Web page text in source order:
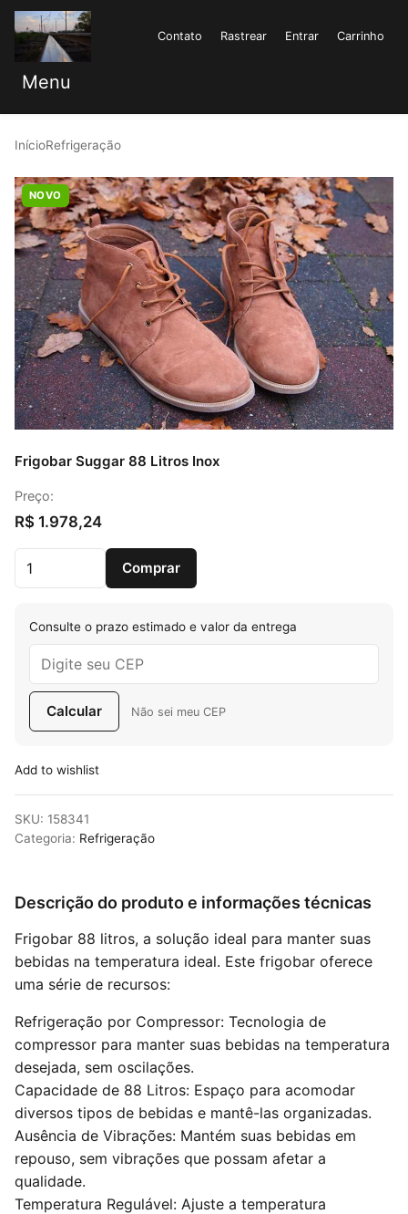
Contato Rastrear Entrar Carrinho
Menu
InícioRefrigeração
NOVO
Frigobar Suggar 88 Litros Inox
Preço:
R$ 1.978,24
Frigobar Suggar 88 Litros Inox quantidade
Comprar
Consulte o prazo estimado e valor da entrega
Calcular Não sei meu CEP
Add to wishlist
SKU: 158341
Categoria: Refrigeração
Descrição do produto e informações técnicas
Frigobar 88 litros, a solução ideal para manter suas
bebidas na temperatura ideal. Este frigobar oferece
uma série de recursos:
Refrigeração por Compressor: Tecnologia de
compressor para manter suas bebidas na temperatura
desejada, sem oscilações.
Capacidade de 88 Litros: Espaço para acomodar
diversos tipos de bebidas e mantê-las organizadas.
Ausência de Vibrações: Mantém suas bebidas em
repouso, sem vibrações que possam afetar a
qualidade.
Temperatura Regulável: Ajuste a temperatura